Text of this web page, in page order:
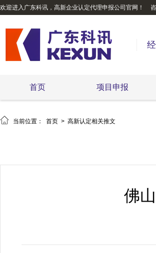
欢迎进入广东科讯，高新企业认定代理申报公司官网！
首页 项目申报
 当前位置： 首页 > 高新认定相关推文
佛